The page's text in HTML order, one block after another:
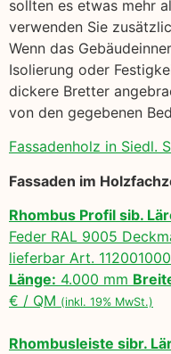
sollten es etwas mehr
verwenden Sie
Wenn das
Isolierung oder
dickere Bretter
von den gegebenen
Fassadenholz in Siedl.
Fassaden im
Rhombus Profil sib.
Feder RAL 9005
lieferbar Art.
Länge: 4.000 mm
€ / QM (inkl. 19% MwSt.)
Rhombusleiste sibr.